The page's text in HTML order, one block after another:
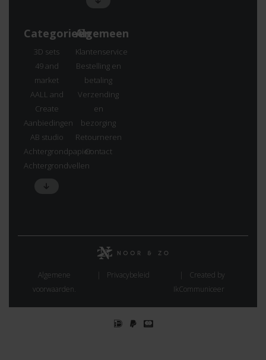
Categorieën
3D sets
49 and
market
AALL and
Create
Aanbiedingen
AB studio
Achtergrondpapier
Achtergrondvellen
Algemeen
Klantenservice
Bestelling en
betaling
Verzending
en
bezorging
Retourneren
Contact
Algemene
voorwaarden.
Privacybeleid
Created by
IkCommuniceer